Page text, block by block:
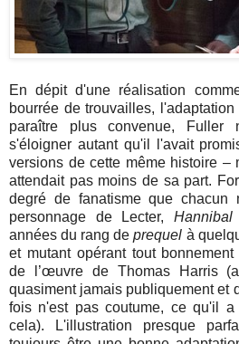
En dépit d'une réalisation
bourrée de trouvailles,
paraître plus convenue, Fuller
s'éloigner autant qu'il l'avait
versions de cette même histoire –
attendait pas moins de sa part.
degré de fanatisme que chacun
personnage de Lecter, Hannibal
années du rang de prequel à
et mutant opérant tout
de l’œuvre de Thomas Harris
quasiment jamais publiquement et
fois n'est pas coutume, ce qu'il
cela). L'illustration presque